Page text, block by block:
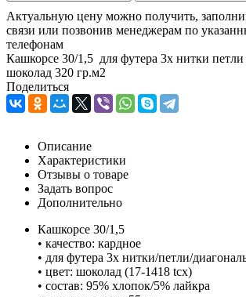
Актуальную цену можно получить,
связи или позвонив менеджерам по
телефонам
Кашкорсе 30/1,5 для футера 3х нитки петли
шоколад 320 гр.м2
Поделиться
Описание
Характеристики
Отзывы о товаре
Задать вопрос
Дополнительно
Кашкорсе 30/1,5
• качество: кардное
• для футера 3х нитки/петли/
• цвет: шоколад (17-1418 tcx)
• состав: 95% хлопок/5% лайкра